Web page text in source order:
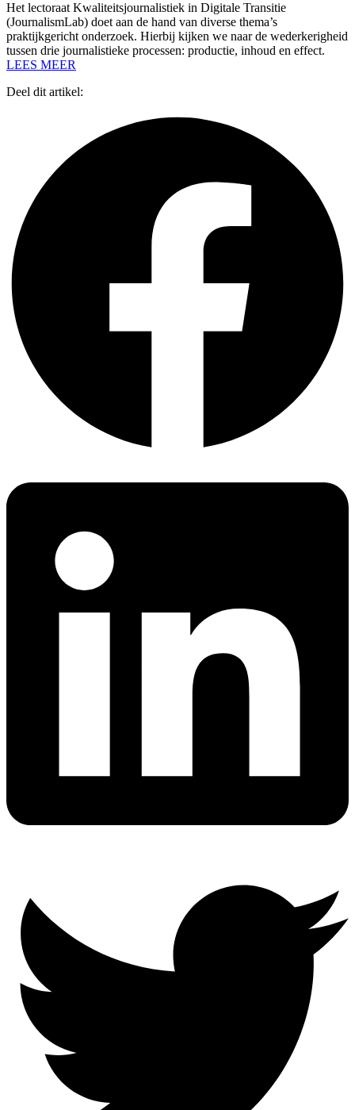
Het lectoraat Kwaliteitsjournalistiek in Digitale Transitie
(JournalismLab) doet aan de hand van diverse thema’s
praktijkgericht onderzoek. Hierbij kijken we naar de wederkerigheid
tussen drie journalistieke processen: productie, inhoud en effect.
LEES MEER
Deel dit artikel: